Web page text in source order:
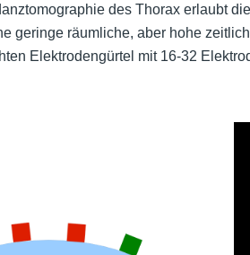
des Thorax erlaubt
geringe räumliche, aber hohe
Elektrodengürtel mit 16-32